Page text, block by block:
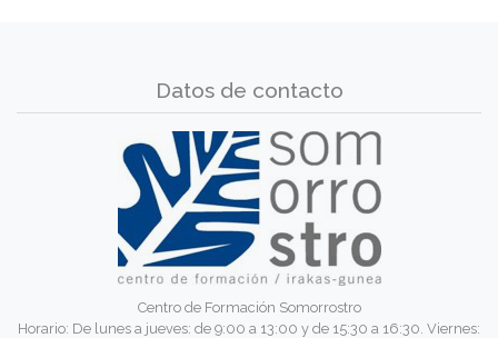
Datos de contacto
Centro de Formación Somorrostro
Horario: De lunes a jueves: de 9:00 a 13:00 y de 15:30 a 16:30. Viernes: